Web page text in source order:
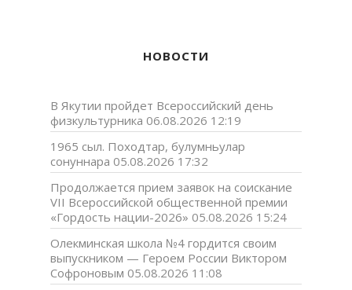
НОВОСТИ
В Якутии пройдет Всероссийский день
физкультурника 06.08.2026 12:19
1965 сыл. Походтар, булумньулар
сонуннара 05.08.2026 17:32
Продолжается прием заявок на соискание
VII Всероссийской общественной премии
«Гордость нации-2026» 05.08.2026 15:24
Олекминская школа №4 гордится своим
выпускником — Героем России Виктором
Софроновым 05.08.2026 11:08